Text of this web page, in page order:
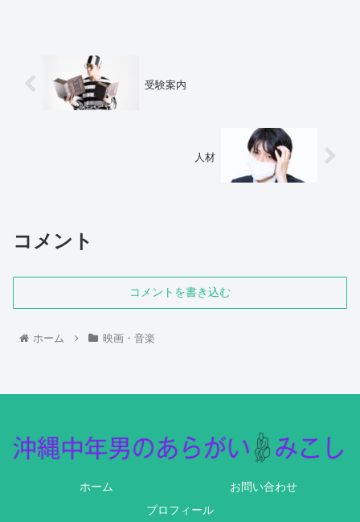
受験案内
人材
コメント
コメントを書き込む
ホーム 映画・音楽
ホーム
お問い合わせ
プロフィール